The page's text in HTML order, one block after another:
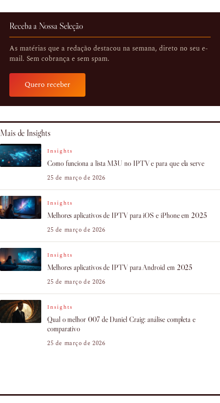
Receba a Nossa Seleção
As matérias que a redação destacou na semana, direto no seu e-
mail. Sem cobrança e sem spam.
Quero receber
Mais de Insights
Insights
Como funciona a lista M3U no IPTV e para que ela serve
25 de março de 2026
Insights
Melhores aplicativos de IPTV para iOS e iPhone em 2025
25 de março de 2026
Insights
Melhores aplicativos de IPTV para Android em 2025
25 de março de 2026
Insights
Qual o melhor 007 de Daniel Craig: análise completa e
comparativo
25 de março de 2026